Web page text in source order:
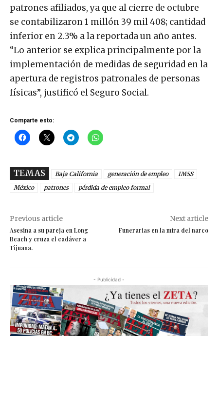
patrones afiliados, ya que al cierre de octubre
se contabilizaron 1 millón 39 mil 408; cantidad
inferior en 2.3% a la reportada un año antes.
“Lo anterior se explica principalmente por la
implementación de medidas de seguridad en la
apertura de registros patronales de personas
físicas”, justificó el Seguro Social.
Comparte esto:
TEMAS Baja California generación de empleo
IMSS
México
patrones pérdida de empleo formal
Previous article
Asesina a su pareja en Long
Beach y cruza el cadáver a
Tijuana.
Next article
Funerarias en la mira del narco
- Publicidad -